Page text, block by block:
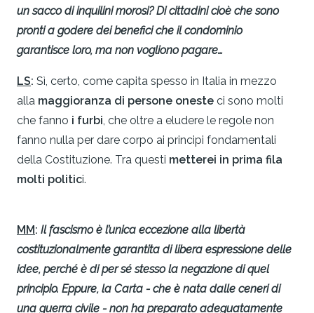
un sacco di inquilini morosi? Di cittadini cioè che sono
pronti a godere dei benefici che il condominio
garantisce loro, ma non vogliono pagare…
LS: Sì, certo, come capita spesso in Italia in mezzo
alla maggioranza di persone oneste ci sono molti
che fanno i furbi, che oltre a eludere le regole non
fanno nulla per dare corpo ai principi fondamentali
della Costituzione. Tra questi metterei in prima fila
molti politici.
MM: Il fascismo è l’unica eccezione alla libertà
costituzionalmente garantita di libera espressione delle
idee, perché è di per sé stesso la negazione di quel
principio. Eppure, la Carta - che è nata dalle ceneri di
una guerra civile - non ha preparato adeguatamente